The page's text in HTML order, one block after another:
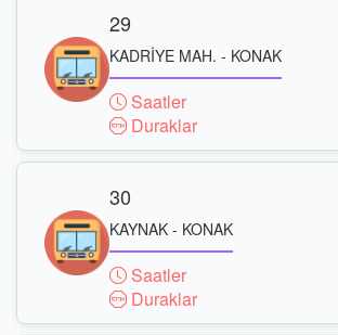
29
KADRİYE MAH. - KONAK
Saatler
Duraklar
30
KAYNAK - KONAK
Saatler
Duraklar